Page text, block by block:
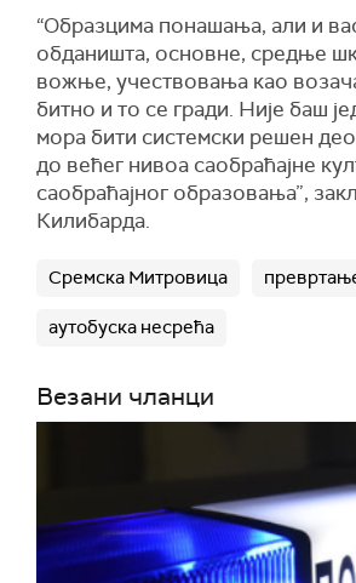
“Образцима понашања, али и
обданишта, основне, средње
вожње, учествовања као
битно и то се гради. Није баш
мора бити системски решен
до већег нивоа саобраћајне
саобраћајног образовања”,
Килибарда.
Сремска Митровица
аутобуска несрећа
Везани чланци